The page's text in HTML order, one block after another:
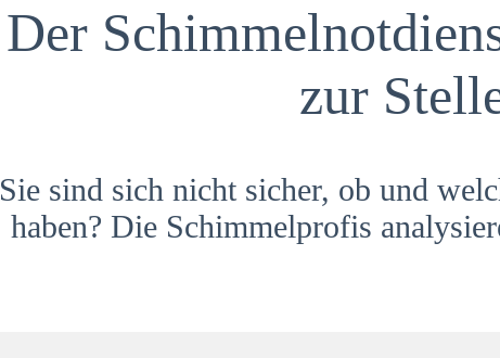
Der
zur
Sie sind sich nicht sicher, ob und
haben? Die Schimmelprofis